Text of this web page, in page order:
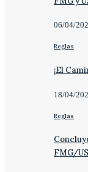
06/04/
Reglas
¡El
18/04/
Reglas
FMG/